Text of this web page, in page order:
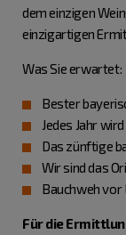
dem einzigen
einzigartigen
Was Sie erwartet:
Bester
Jedes Jahr
Das zünftige
Wir sind das
Bauchweh
Für die